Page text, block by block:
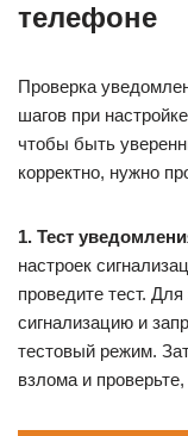
телефоне
Проверка
шагов при
чтобы быть
корректно, нужно
1. Тест
настроек
проведите тест.
сигнализацию и
тестовый режим.
взлома и